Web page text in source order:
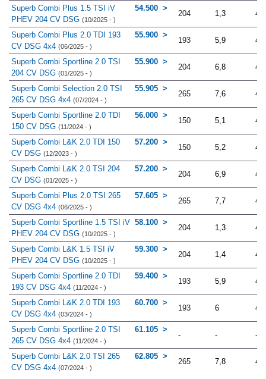
Superb Combi Plus 1.5 TSI iV
PHEV 204 CV DSG (10/2025 - )
54.500
204 1,3
Superb Combi Plus 2.0 TDI 193
CV DSG 4x4 (06/2025 - )
55.900
193 5,9
Superb Combi Sportline 2.0 TSI
204 CV DSG (01/2025 - )
55.900
204 6,8
Superb Combi Selection 2.0 TSI
265 CV DSG 4x4 (07/2024 - )
55.905
265 7,6
Superb Combi Sportline 2.0 TDI
150 CV DSG (11/2024 - )
56.000
150 5,1
Superb Combi L&K 2.0 TDI 150
CV DSG (12/2023 - )
57.200
150 5,2
Superb Combi L&K 2.0 TSI 204
CV DSG (01/2025 - )
57.200
204 6,9
Superb Combi Plus 2.0 TSI 265
CV DSG 4x4 (06/2025 - )
57.605
265 7,7
Superb Combi Sportline 1.5 TSI iV
PHEV 204 CV DSG (10/2025 - )
58.100
204 1,3
Superb Combi L&K 1.5 TSI iV
PHEV 204 CV DSG (10/2025 - )
59.300
204 1,4
Superb Combi Sportline 2.0 TDI
193 CV DSG 4x4 (11/2024 - )
59.400
193 5,9
Superb Combi L&K 2.0 TDI 193
CV DSG 4x4 (03/2024 - )
60.700
193 6
Superb Combi Sportline 2.0 TSI
265 CV DSG 4x4 (11/2024 - )
61.105
- - -
Superb Combi L&K 2.0 TSI 265
CV DSG 4x4 (07/2024 - )
62.805
265 7,8